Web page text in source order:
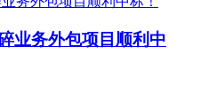
业务外包项目顺利中